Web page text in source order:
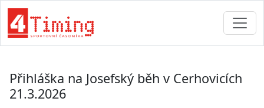
Přihláška na Josefský běh v Cerhovicích
21.3.2026